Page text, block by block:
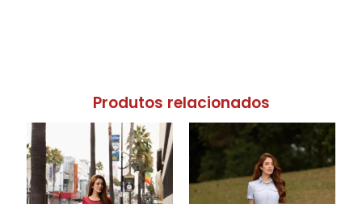
Produtos relacionados